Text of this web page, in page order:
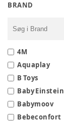
BRAND
4M
Aquaplay
B Toys
Baby Einstein
Babymoov
Bebeconfort